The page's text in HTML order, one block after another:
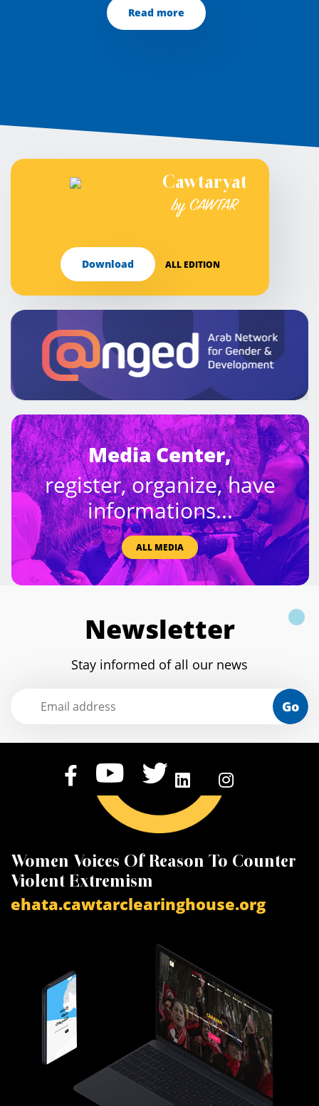
Read more
Cawtaryat
by CAWTAR
Download ALL EDITION
Media Center,
register, organize, have
informations...
ALL MEDIA
Newsletter
Stay informed of all our news
Go
Women Voices Of Reason To Counter
Violent Extremism
ehata.cawtarclearinghouse.org